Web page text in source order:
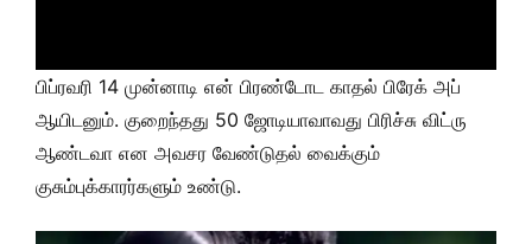
பிப்ரவரி 14 முன்னாடி என் பிரண்டோட காதல் பிரேக் அப்
ஆயிடனும். குறைந்தது 50 ஜோடியாவாவது பிரிச்சு விட்ரு
ஆண்டவா என அவசர வேண்டுதல் வைக்கும்
குசும்புக்காரர்களும் உண்டு.